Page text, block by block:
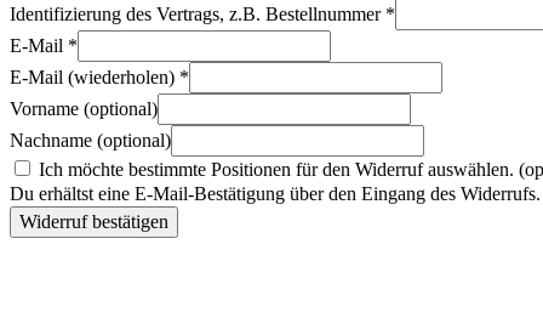
Identifizierung des Vertrags, z.B. Bestellnummer *
E-Mail *
E-Mail (wiederholen) *
Vorname (optional)
Nachname (optional)
Ich möchte bestimmte Positionen für den Widerruf auswählen.
Du erhältst eine E-Mail-Bestätigung über den Eingang des
Widerruf bestätigen